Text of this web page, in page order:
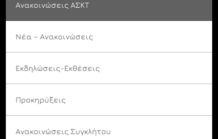
Ανακοινώσεις ΑΣΚΤ
Νέα – Ανακοινώσεις
Εκδηλώσεις-Εκθέσεις
Προκηρύξεις
Ανακοινώσεις Συγκλήτου